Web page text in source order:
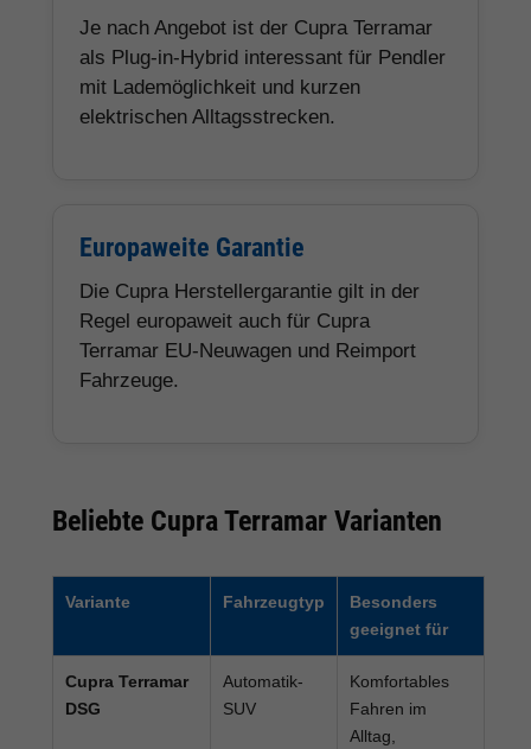
Je nach Angebot ist der Cupra Terramar
als Plug-in-Hybrid interessant für Pendler
mit Lademöglichkeit und kurzen
elektrischen Alltagsstrecken.
Europaweite Garantie
Die Cupra Herstellergarantie gilt in der
Regel europaweit auch für Cupra
Terramar EU-Neuwagen und Reimport
Fahrzeuge.
Beliebte Cupra Terramar Varianten
Variante Fahrzeugtyp
Besonders
geeignet für
Cupra Terramar
DSG
Automatik-
SUV
Komfortables
Fahren im
Alltag,